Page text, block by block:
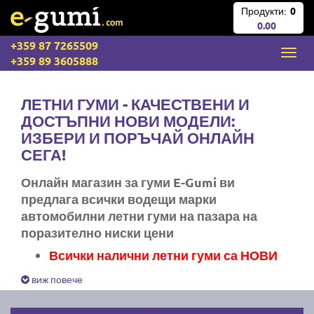
Продукти: 0
0.00
+359 87 7265509
+359 89 3605888
ЛЕТНИ ГУМИ - КАЧЕСТВЕНИ И
ДОСТЪПНИ НОВИ МОДЕЛИ:
ИЗБЕРИ И ПОРЪЧАЙ ОНЛАЙН
СЕГА!
Онлайн магазин за гуми E-Gumi ви
предлага всички водещи марки
автомобилни летни гуми на пазара на
поразително ниски цени
Всички налични летни гуми са НОВИ
Експресна доставка за цяла България
Ние не изпращаме стари гуми
виж повече